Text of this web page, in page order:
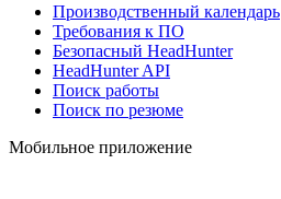
Производственный календарь
Требования к ПО
Безопасный HeadHunter
HeadHunter API
Поиск работы
Поиск по резюме
Мобильное приложение